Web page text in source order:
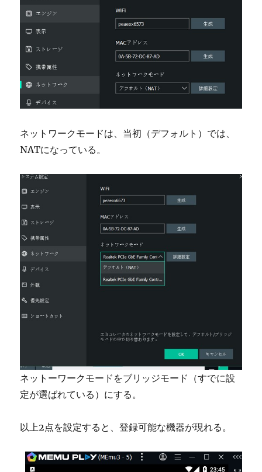
ネットワークモードは、当初（デフォルト）では、
NATになっている。
ネットーワークモードをブリッジモード（すでに設
定が選ばれている）にする。
以上2点を設定すると、登録可能な機器が現れる。